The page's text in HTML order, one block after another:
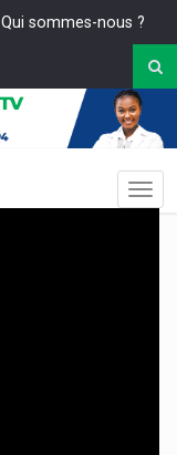
Qui sommes-nous ?